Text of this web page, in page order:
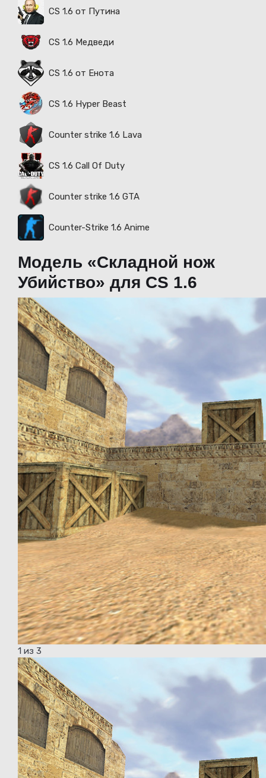
CS 1.6 от Путина
CS 1.6 Медведи
CS 1.6 от Енота
CS 1.6 Hyper Beast
Counter strike 1.6 Lava
CS 1.6 Call Of Duty
Counter strike 1.6 GTA
Counter-Strike 1.6 Anime
Модель «Складной нож
Убийство» для CS 1.6
1 из 3